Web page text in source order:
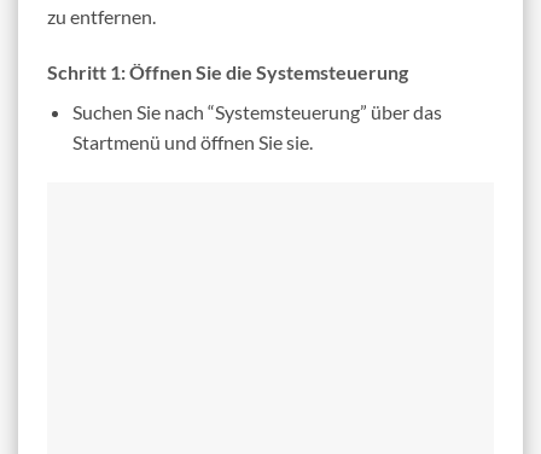
zu entfernen.
Schritt 1: Öffnen Sie die Systemsteuerung
Suchen Sie nach “Systemsteuerung” über das
Startmenü und öffnen Sie sie.